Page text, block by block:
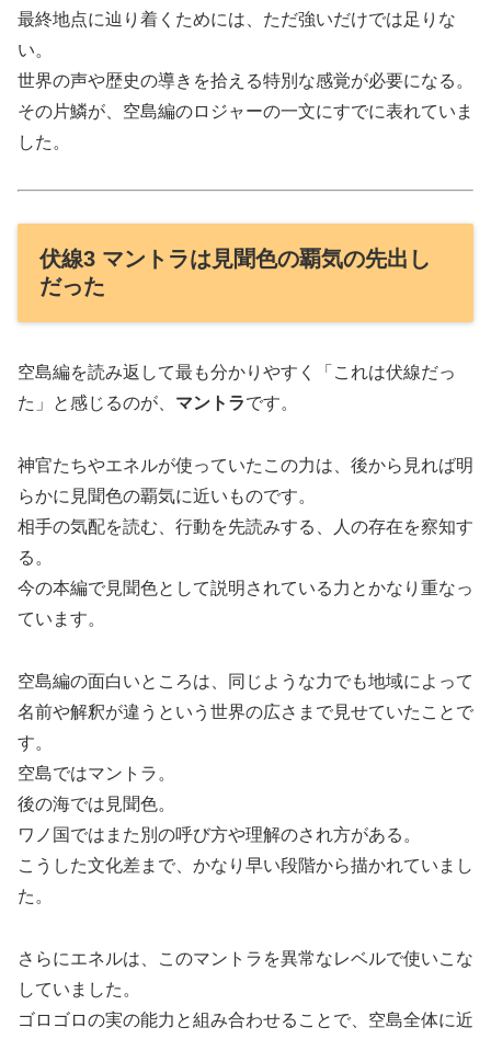
最終地点に辿り着くためには、ただ強いだけでは足りな
い。
世界の声や歴史の導きを拾える特別な感覚が必要になる。
その片鱗が、空島編のロジャーの一文にすでに表れていま
した。
伏線3 マントラは見聞色の覇気の先出し
だった
空島編を読み返して最も分かりやすく「これは伏線だっ
た」と感じるのが、 マントラです。
神官たちやエネルが使っていたこの力は、後から見れば明
らかに見聞色の覇気に近いものです。
相手の気配を読む、行動を先読みする、人の存在を察知す
る。
今の本編で見聞色として説明されている力とかなり重なっ
ています。
空島編の面白いところは、同じような力でも地域によって
名前や解釈が違うという世界の広さまで見せていたことで
す。
空島ではマントラ。
後の海では見聞色。
ワノ国ではまた別の呼び方や理解のされ方がある。
こうした文化差まで、かなり早い段階から描かれていまし
た。
さらにエネルは、このマントラを異常なレベルで使いこな
していました。
ゴロゴロの実の能力と組み合わせることで、空島全体に近